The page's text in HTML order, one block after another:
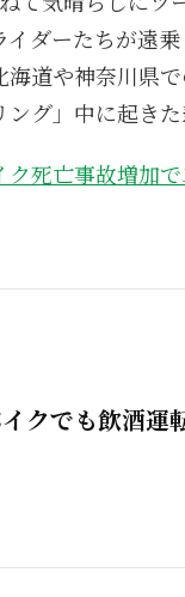
ダーたちが遠
道や神奈川県
グ」中に起きた
ク死亡事故増加
クでも飲酒運